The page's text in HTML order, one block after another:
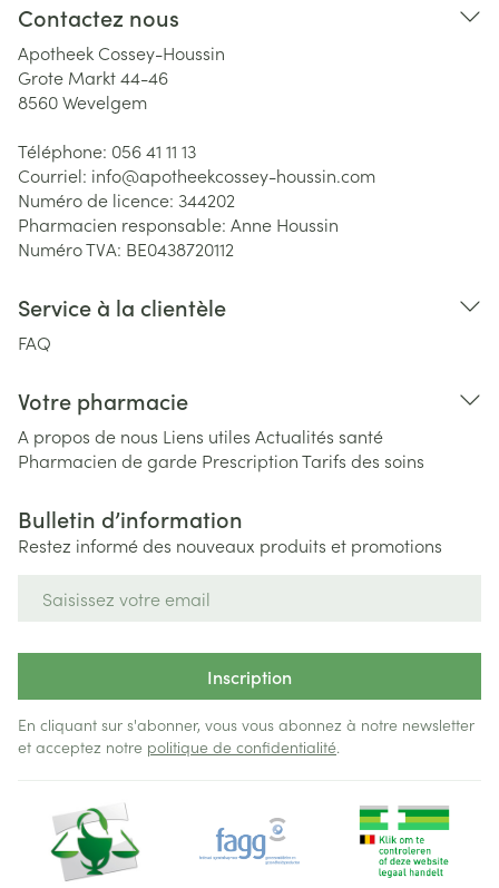
Contactez nous
Apotheek Cossey-Houssin
Grote Markt 44-46
8560Wevelgem
Téléphone: 056 41 11 13
Courriel: info@apotheekcossey-houssin.com
Numéro de licence: 344202
Pharmacien responsable: Anne Houssin
Numéro TVA: BE0438720112
Service à la clientèle
FAQ
Votre pharmacie
A propos de nous Liens utiles Actualités santé
Pharmacien de garde PrescriptionTarifs des soins
Bulletin d’information
Restez informé des nouveaux produits et promotions
Inscription
En cliquant sur s'abonner, vous vous abonnez à notre newsletter
et acceptez notre politique de confidentialité.